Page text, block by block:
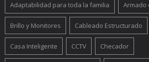
Adaptabilidad para toda la familia Armado
Brillo y Monitores Cableado Estructurado
Casa Inteligente CCTV Checador